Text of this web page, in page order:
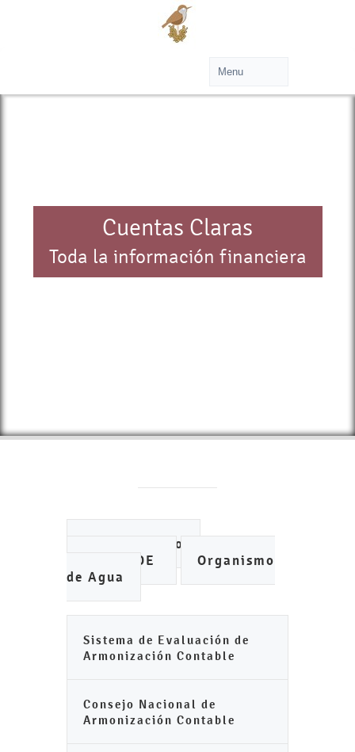
Cuentas Claras
Toda la información financiera
Ayuntamiento
IMCUFIDE
Organismo
de Agua
Sistema de Evaluación de
Armonización Contable
Consejo Nacional de
Armonización Contable